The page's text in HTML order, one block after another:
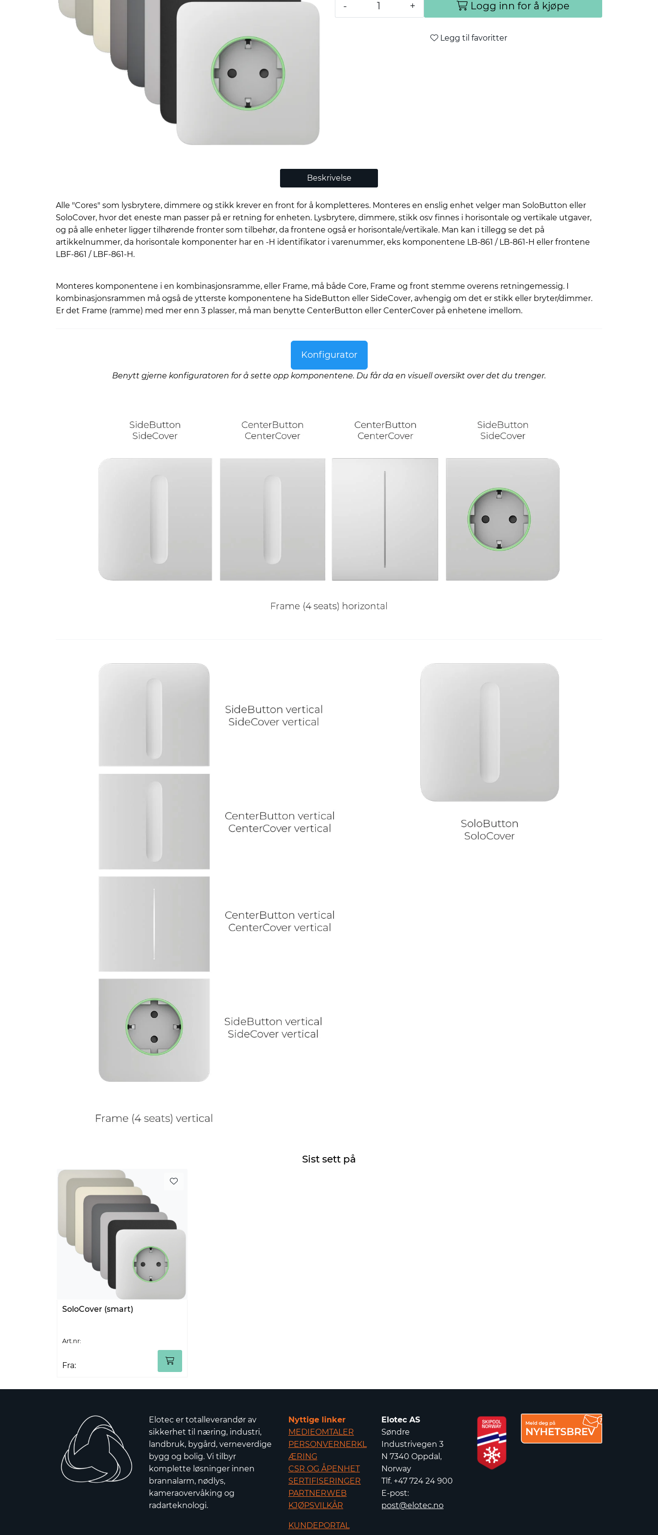
- + Logg inn for å kjøpe
Legg til favoritter
Beskrivelse
Alle "Cores" som lysbrytere, dimmere og stikk krever en front for å kompletteres. Monteres en enslig enhet velger man SoloButton eller
SoloCover, hvor det eneste man passer på er retning for enheten. Lysbrytere, dimmere, stikk osv finnes i horisontale og vertikale utgaver,
og på alle enheter ligger tilhørende fronter som tilbehør, da frontene også er horisontale/vertikale. Man kan i tillegg se det på
artikkelnummer, da horisontale komponenter har en -H identifikator i varenummer, eks komponentene LB-861 / LB-861-H eller frontene
LBF-861 / LBF-861-H.
Monteres komponentene i en kombinasjonsramme, eller Frame, må både Core, Frame og front stemme overens retningemessig. I
kombinasjonsrammen må også de ytterste komponentene ha SideButton eller SideCover, avhengig om det er stikk eller bryter/dimmer.
Er det Frame (ramme) med mer enn 3 plasser, må man benytte CenterButton eller CenterCover på enhetene imellom.
Konfigurator
Benytt gjerne konfiguratoren for å sette opp komponentene. Du får da en visuell oversikt over det du trenger.
Sist sett på
SoloCover (smart)
Art.nr:
Fra:
Elotec er totalleverandør av
sikkerhet til næring, industri,
landbruk, bygård, verneverdige
bygg og bolig. Vi tilbyr
komplette løsninger innen
brannalarm, nødlys,
kameraovervåking og
radarteknologi.
Nyttige linker
MEDIEOMTALER
PERSONVERNERKL
ÆRING
CSR OG ÅPENHET
SERTIFISERINGER
PARTNERWEB
KJØPSVILKÅR
KUNDEPORTAL
Elotec AS
Søndre
Industrivegen 3
N 7340 Oppdal,
Norway
Tlf. +47 724 24 900
E-post:
post@elotec.no